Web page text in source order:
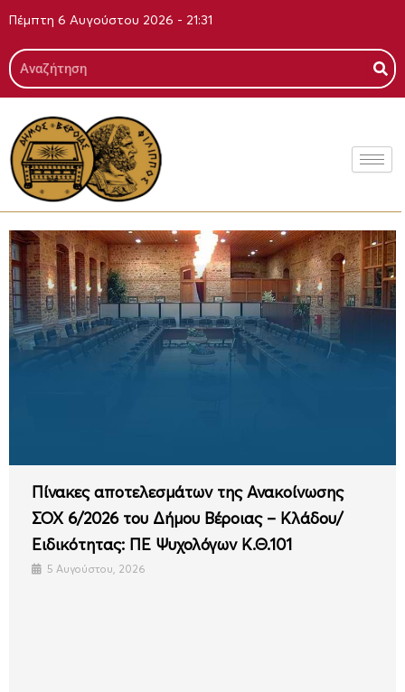
περιεχόμενο
Πέμπτη 6 Αυγούστου 2026 - 21:31
Search
Πίνακες αποτελεσμάτων της Ανακοίνωσης
ΣΟΧ 6/2026 του Δήμου Βέροιας – Κλάδου/
Ειδικότητας: ΠΕ Ψυχολόγων Κ.Θ.101
5 Αυγούστου, 2026